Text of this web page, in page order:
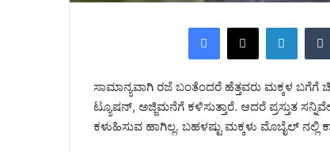
Facebook
X
ಸಾಮಾನ್ಯವಾಗಿ ರಜೆ ಬಂತೆಂದರೆ ಹೆತ್ತವರು ಮಕ್ಕಳ ಬಗೆಗೆ
ಟ್ಯೂಷನ್, ಅಜ್ಜಿಮನೆಗೆ ಕಳಿಸುತ್ತಾರೆ. ಆದರೆ ಪ್ರಸ್ತುತ
ಕಳುಹಿಸುವ ಹಾಗಿಲ್ಲ. ಬಹಳಷ್ಟು ಮಕ್ಕಳು ಮೊಬೈಲ್ ನಲ್ಲಿ